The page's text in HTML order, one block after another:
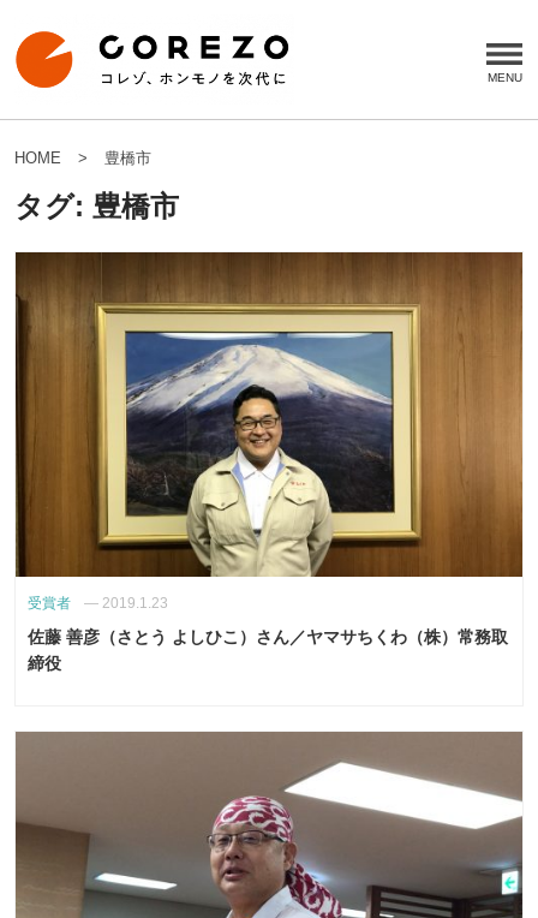
HOME 豊橋市
タグ: 豊橋市
受賞者 — 2019.1.23
佐藤 善彦（さとう よしひこ）さん／ヤマサちくわ（株）常務取
締役